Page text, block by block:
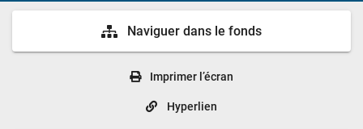
Naviguer dans le fonds
Imprimer l’écran
Hyperlien